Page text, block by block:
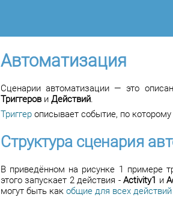
Автоматизация
Сценарии автоматизации — это
Триггерови Действий.
Триггерописывает событие, по
Структура сценария
В приведённом на рисунке 1 примере
этого запускает 2 действия -Activity1 и
могут быть как общие для всех